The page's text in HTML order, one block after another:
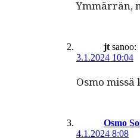
Ymmär­rän,
jt sanoo:
3.1.2024 10:04
Osmo
Osmo
4.1.2024 8:08